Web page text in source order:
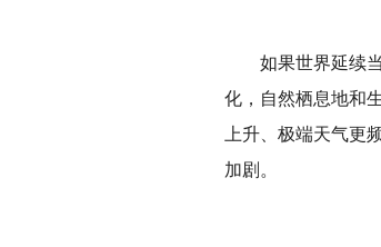
如果世界延续
化，自然栖息地和
上升、极端天气更
加剧。